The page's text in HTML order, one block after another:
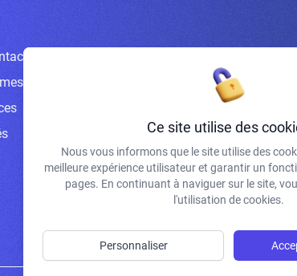
nous ?
J'accepte de recevoir vos e-
connaissance de votre
mentions
Ce site utilise des
Nous vous informons que le site utilise des
meilleure expérience utilisateur et garantir un
pages. En continuant à naviguer sur le site,
l'utilisation de cookies.
Personnaliser